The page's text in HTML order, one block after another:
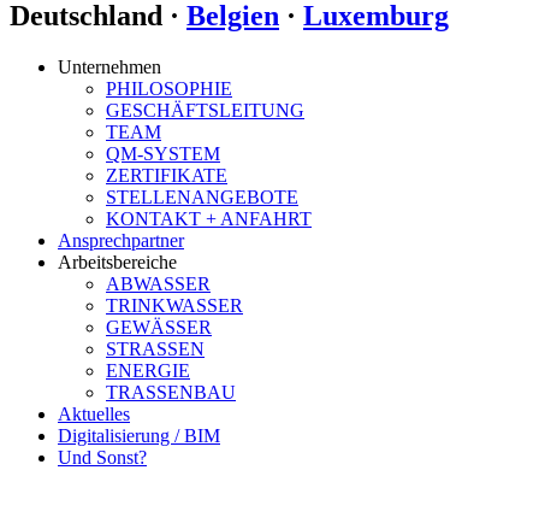
Deutschland · Belgien · Luxemburg
Unternehmen
PHILOSOPHIE
GESCHÄFTSLEITUNG
TEAM
QM-SYSTEM
ZERTIFIKATE
STELLENANGEBOTE
KONTAKT + ANFAHRT
Ansprechpartner
Arbeitsbereiche
ABWASSER
TRINKWASSER
GEWÄSSER
STRASSEN
ENERGIE
TRASSENBAU
Aktuelles
Digitalisierung / BIM
Und Sonst?